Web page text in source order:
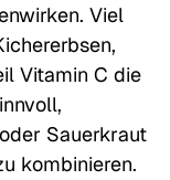
Viel
Vitamin C die
Sauerkraut
kombinieren.